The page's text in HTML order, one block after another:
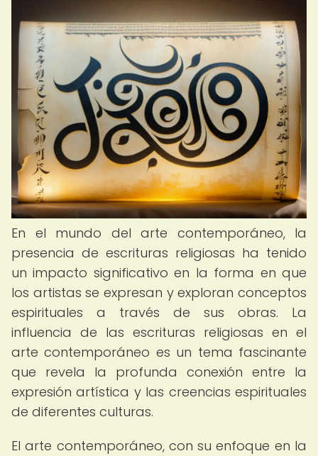
En el mundo del arte contemporáneo, la
presencia de escrituras religiosas ha tenido
un impacto significativo en la forma en que
los artistas se expresan y exploran conceptos
espirituales a través de sus obras. La
influencia de las escrituras religiosas en el
arte contemporáneo es un tema fascinante
que revela la profunda conexión entre la
expresión artística y las creencias espirituales
de diferentes culturas.
El arte contemporáneo, con su enfoque en la